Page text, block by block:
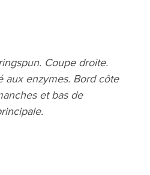
Coupe droite.
aux enzymes. Bord côte
et bas de